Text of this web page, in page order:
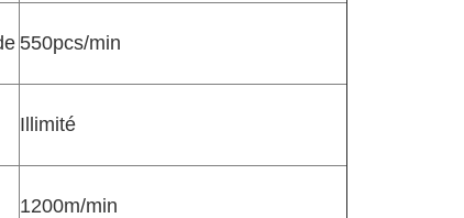
550pcs/min
Illimité
1200m/min